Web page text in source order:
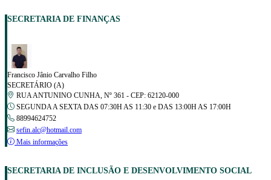
SECRETARIA DE FINANÇAS
Francisco Jânio Carvalho Filho
SECRETÁRIO (A)
RUA ANTUNINO CUNHA, Nº 361 - CEP: 62120-000
SEGUNDA A SEXTA DAS 07:30H AS 11:30 e DAS 13:00H AS 17:00H
88994624752
sefin.alc@hotmail.com
Mais informações
SECRETARIA DE INCLUSÃO E DESENVOLVIMENTO SOCIAL